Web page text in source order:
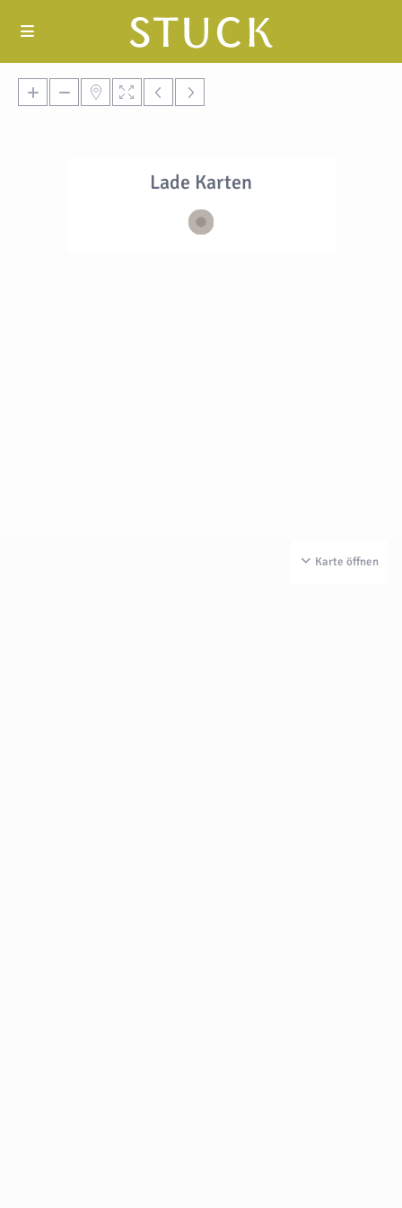
Lade Karten
Karte öffnen